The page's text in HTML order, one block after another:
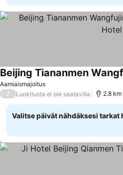
Aamiaismajoitus
/ Luokitusta ei ole saatavilla 2.8
Valitse päivät nähdäksesi tarkat